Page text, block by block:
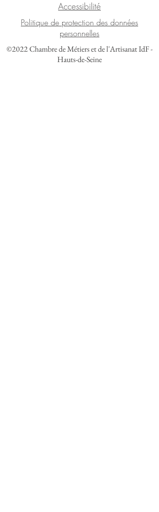
Accessibilité
Politique de protection des données
personnelles
©2022 Chambre de Métiers et de l'Artisanat IdF -
Hauts-de-Seine